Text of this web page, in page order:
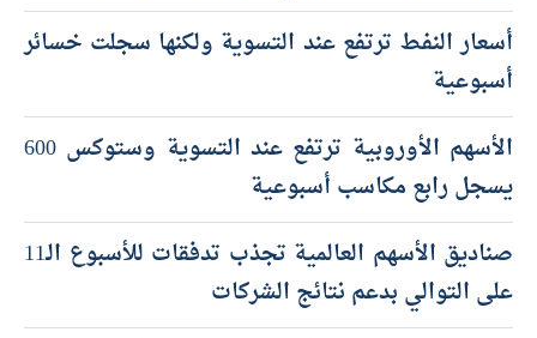
أسعار النفط ترتفع عند التسوية ولكنها سجلت خسائر
أسبوعية
الأسهم الأوروبية ترتفع عند التسوية وستوكس 600
يسجل رابع مكاسب أسبوعية
صناديق الأسهم العالمية تجذب تدفقات للأسبوع الـ11
على التوالي بدعم نتائج الشركات